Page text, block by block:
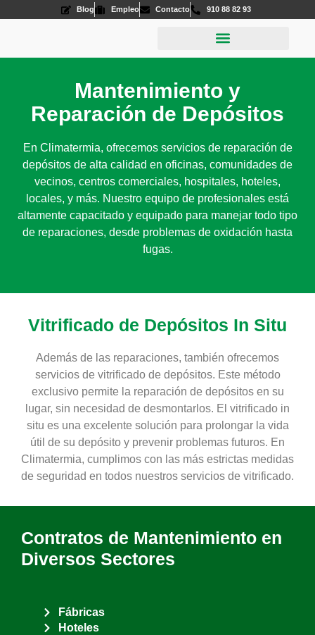
Blog Empleo Contacto 910 88 82 93
Mantenimiento y
Reparación de Depósitos
En Climatermia, ofrecemos servicios de reparación de
depósitos de alta calidad en oficinas, comunidades de
vecinos, centros comerciales, hospitales, hoteles,
locales, y más. Nuestro equipo de profesionales está
altamente capacitado y equipado para manejar todo tipo
de reparaciones, desde problemas de oxidación hasta
fugas.
Vitrificado de Depósitos In Situ
Además de las reparaciones, también ofrecemos
servicios de vitrificado de depósitos. Este método
exclusivo permite la reparación de depósitos en su
lugar, sin necesidad de desmontarlos. El vitrificado in
situ es una excelente solución para prolongar la vida
útil de su depósito y prevenir problemas futuros. En
Climatermia, cumplimos con las más estrictas medidas
de seguridad en todos nuestros servicios de vitrificado.
Contratos de Mantenimiento en
Diversos Sectores
Fábricas
Hoteles